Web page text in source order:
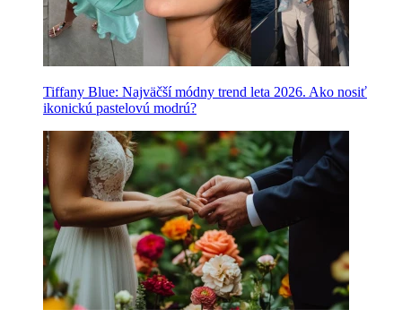
Tiffany Blue: Najväčší módny trend leta 2026. Ako nosiť
ikonickú pastelovú modrú?